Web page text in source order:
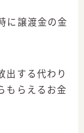
に譲渡金の金
出する代わり
もらえるお金